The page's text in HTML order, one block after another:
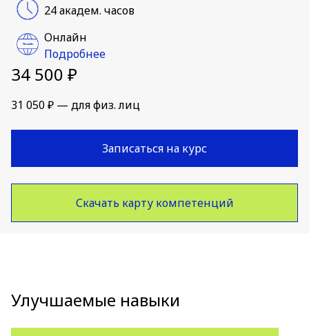
24 академ. часов
Онлайн
Подробнее
34 500 ₽
31 050 ₽ — для физ. лиц
Записаться на курс
Скачать карту компетенций
Улучшаемые навыки